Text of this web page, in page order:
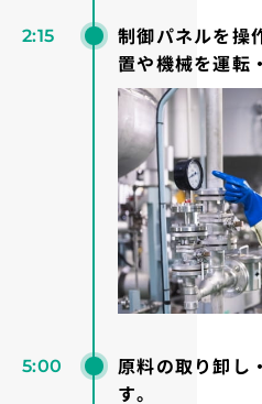
2:15
制御パネルを操
置や機械を運転
5:00
原料の取り卸し
す。